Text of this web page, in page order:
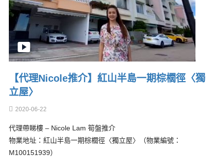
【代理Nicole推介】紅山半島一期棕櫚徑〈獨
立屋〉
2020-06-22
代理帶睇樓 – Nicole Lam 筍盤推介
物業地址：紅山半島一期棕櫚徑〈獨立屋〉（物業編號：
M100151939）